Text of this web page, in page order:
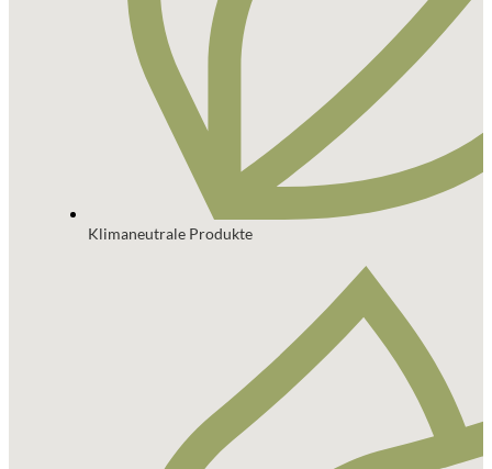
Klimaneutrale Produkte